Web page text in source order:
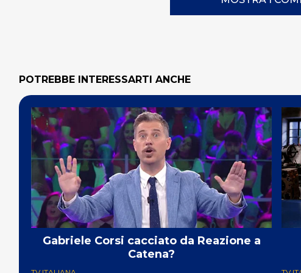
POTREBBE INTERESSARTI ANCHE
Gabriele Corsi cacciato da Reazione a
Catena?